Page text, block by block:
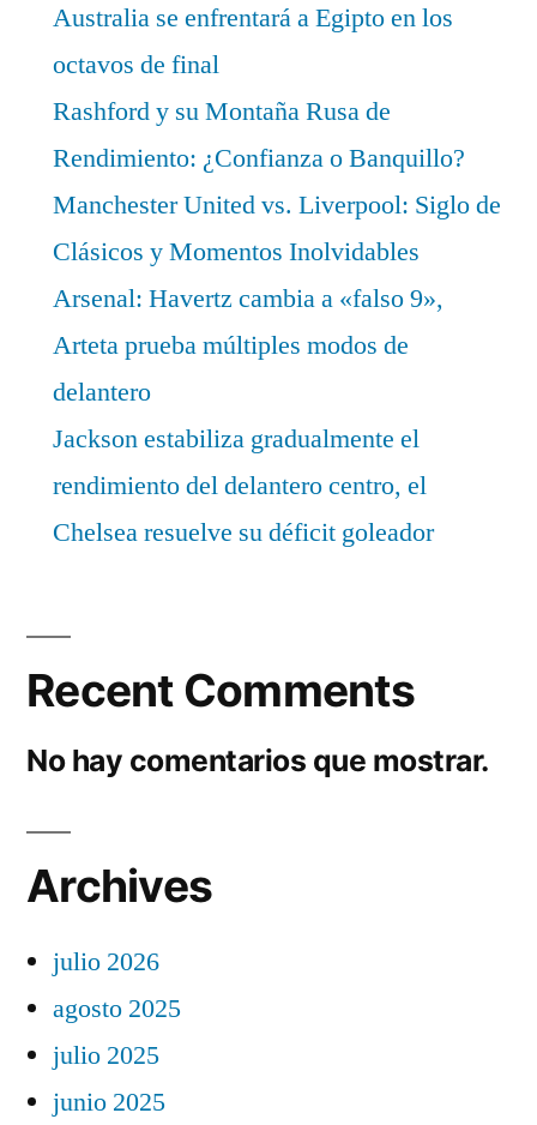
Australia se enfrentará a Egipto en los
octavos de final
Rashford y su Montaña Rusa de
Rendimiento: ¿Confianza o Banquillo?
Manchester United vs. Liverpool: Siglo de
Clásicos y Momentos Inolvidables
Arsenal: Havertz cambia a «falso 9»,
Arteta prueba múltiples modos de
delantero
Jackson estabiliza gradualmente el
rendimiento del delantero centro, el
Chelsea resuelve su déficit goleador
Recent Comments
No hay comentarios que mostrar.
Archives
julio 2026
agosto 2025
julio 2025
junio 2025